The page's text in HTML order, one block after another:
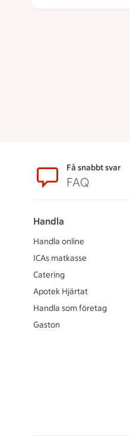
SidfotFå snabbt svar
FAQ
Handla
Handla online
ICAs matkasse
Catering
Apotek Hjärtat
Handla som företag
Gaston